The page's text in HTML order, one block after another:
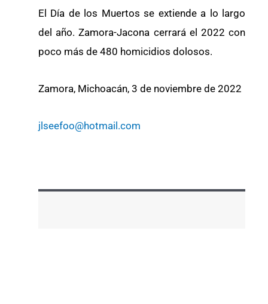
El Día de los Muertos se extiende a lo largo
del año. Zamora-Jacona cerrará el 2022 con
poco más de 480 homicidios dolosos.
Zamora, Michoacán, 3 de noviembre de 2022
jlseefoo@hotmail.com